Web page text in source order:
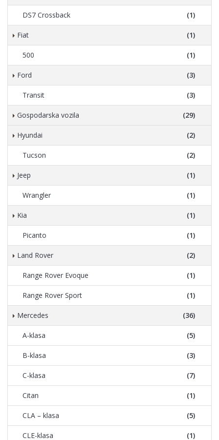
DS7 Crossback (1)
Fiat (1)
500 (1)
Ford (3)
Transit (3)
Gospodarska vozila (29)
Hyundai (2)
Tucson (2)
Jeep (1)
Wrangler (1)
Kia (1)
Picanto (1)
Land Rover (2)
Range Rover Evoque (1)
Range Rover Sport (1)
Mercedes (36)
A-klasa (5)
B-klasa (3)
C-klasa (7)
Citan (1)
CLA – klasa (5)
CLE-klasa (1)